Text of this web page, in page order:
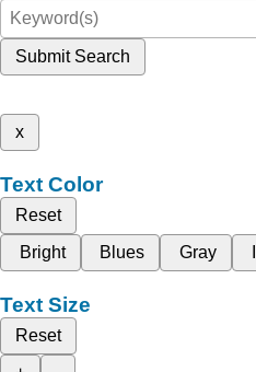
Submit Search
x
Text Color
Reset
Bright
Blues Gray
Text Size
Reset